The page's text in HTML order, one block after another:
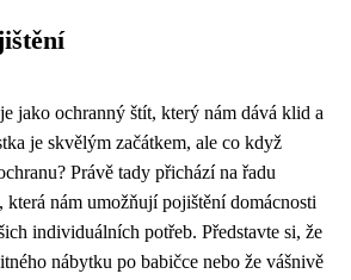
jako ochranný štít, který nám dává klid a
je skvělým začátkem, ale co když
Právě tady přichází na řadu
, která nám umožňují pojištění domácnosti
individuálních potřeb. Představte si, že
nábytku po babičce nebo že vášnivě